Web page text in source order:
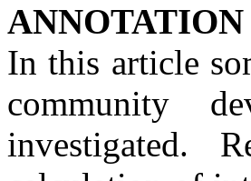
АNNOTATION
In this article
community
investigated.